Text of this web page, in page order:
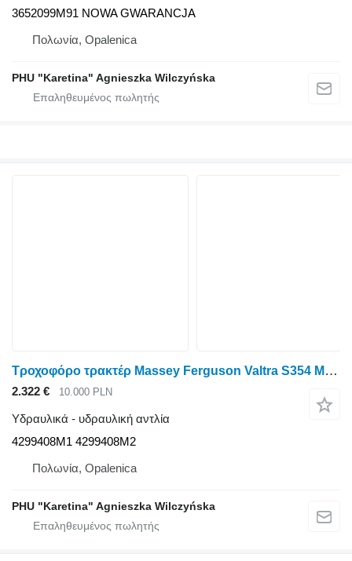
3652099M91 NOWA GWARANCJA
Πολωνία, Opalenica
PHU "Karetina" Agnieszka Wilczyńska
Τροχοφόρο τρακτέρ Massey Ferguson Valtra S354 Massey 8480 για υδραυλική αντλία 4299408M1
2.322 € 10.000 PLN
Υδραυλικά - υδραυλική αντλία
4299408M1 4299408M2
Πολωνία, Opalenica
PHU "Karetina" Agnieszka Wilczyńska